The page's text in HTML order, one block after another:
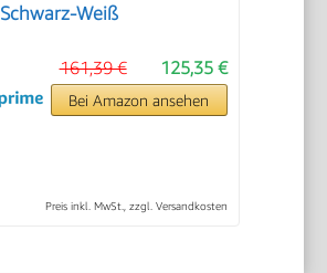
Schwarz-Weiß
125,35 €
161,39 €
Bei Amazon ansehen
Preis inkl. MwSt., zzgl. Versandkosten